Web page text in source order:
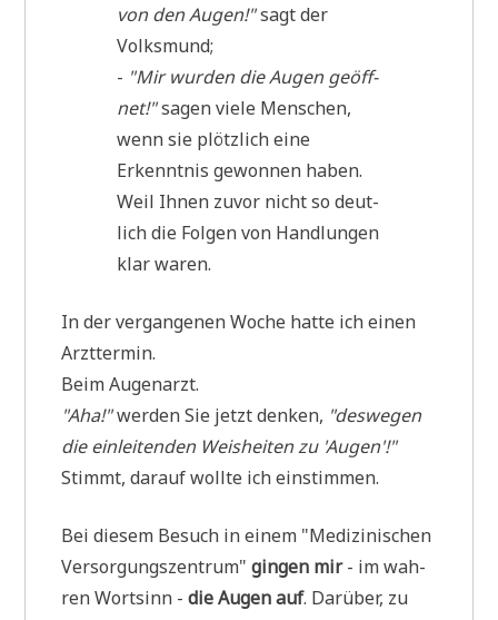
von den Augen!"sagt der
Volksmund;
- "Mir wur­den die Augen geöff­
net!"sagen vie­le Men­schen,
wenn sie plötz­lich eine
Erkennt­nis gewon­nen haben.
Weil Ihnen zuvor nicht so deut­
lich die Fol­gen von Hand­lun­gen
klar waren.
In der ver­gan­ge­nen Woche hat­te ich einen
Arzttermin.
Beim Augenarzt.
"Aha!"wer­den Sie jetzt den­ken, "des­we­gen
die ein­lei­ten­den Weis­hei­ten zu 'Augen'!"
Stimmt, dar­auf woll­te ich einstimmen.
Bei die­sem Besuch in einem "Medi­zi­ni­schen
Ver­sor­gungs­zen­trum"gin­gen mir- im wah­
ren Wort­sinn -die Augen auf. Dar­über, zu